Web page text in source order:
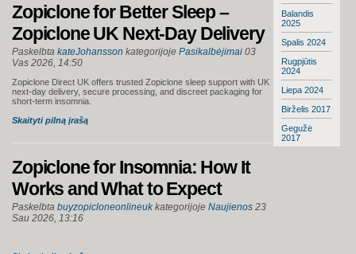
Balandis
2025
Spalis 2024
Rugpjūtis
2024
Liepa 2024
Birželis 2017
Gegužė
2017
Zopiclone for Better Sleep –
Zopiclone UK Next-Day Delivery
Paskelbta kateJohansson kategorijoje Pasikalbėjimai 03
Vas 2026, 14:50
Zopiclone Direct UK offers trusted Zopiclone sleep support with UK
next-day delivery, secure processing, and discreet packaging for
short-term insomnia.
Skaityti pilną įrašą
Zopiclone for Insomnia: How It
Works and What to Expect
Paskelbta buyzopicloneonlineukkategorijoje Naujienos 23
Sau 2026, 13:16